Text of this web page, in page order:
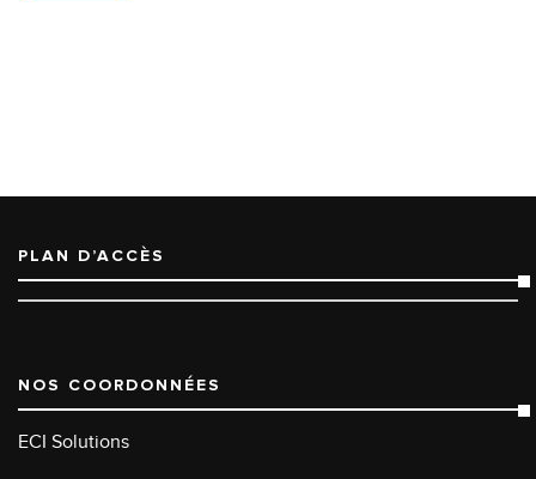
PLAN D’ACCÈS
NOS COORDONNÉES
ECI Solutions